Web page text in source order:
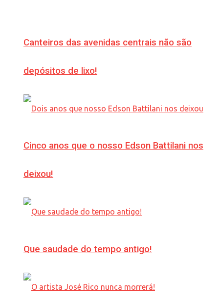
Canteiros das avenidas centrais não são
depósitos de lixo!
Cinco anos que o nosso Edson Battilani nos
deixou!
Que saudade do tempo antigo!